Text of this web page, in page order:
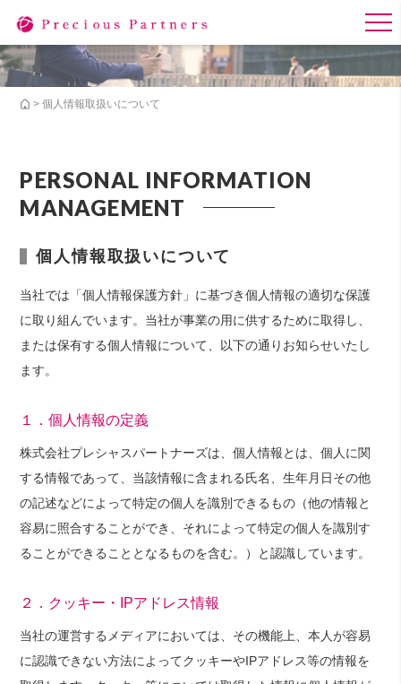
> 個人情報取扱いについて
PERSONAL INFORMATION
MANAGEMENT
個人情報取扱いについて
当社では「個人情報保護方針」に基づき個人情報の適切な保護
に取り組んでいます。当社が事業の用に供するために取得し、
または保有する個人情報について、以下の通りお知らせいたし
ます。
１．個人情報の定義
株式会社プレシャスパートナーズは、個人情報とは、個人に関
する情報であって、当該情報に含まれる氏名、生年月日その他
の記述などによって特定の個人を識別できるもの（他の情報と
容易に照合することができ、それによって特定の個人を識別す
ることができることとなるものを含む。）と認識しています。
２．クッキー・IPアドレス情報
当社の運営するメディアにおいては、その機能上、本人が容易
に認識できない方法によってクッキーやIPアドレス等の情報を